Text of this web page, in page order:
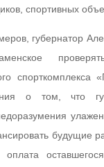
спортивных
губернатор
спорткомплекса
о том, что
будущие
оплата